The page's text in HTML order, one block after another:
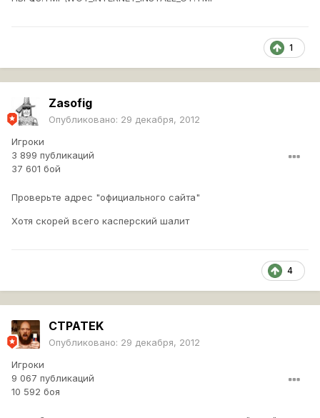
1
Zasofig
Опубликовано: 29 декабря, 2012
Игроки
3 899 публикаций
37 601 бой
Проверьте адрес "официального сайта"
Хотя скорей всего касперский шалит
4
CTPATEK
Опубликовано: 29 декабря, 2012
Игроки
9 067 публикаций
10 592 боя